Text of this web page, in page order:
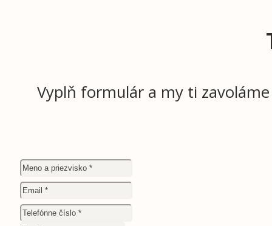
Vyplň formulár a my ti